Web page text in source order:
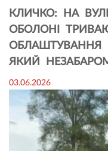
КЛИЧКО: НА
ОБОЛОНІ
ОБЛАШТУВАННЯ
ЯКИЙ
03.06.2026